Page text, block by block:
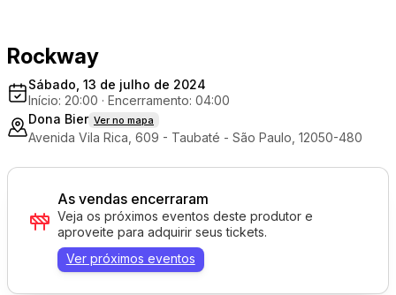
Rockway
Sábado, 13 de julho de 2024
Início: 20:00 · Encerramento: 04:00
Dona Bier Ver no mapa
Avenida Vila Rica, 609 - Taubaté - São Paulo, 12050-480
As vendas encerraram
Veja os próximos eventos deste produtor e
aproveite para adquirir seus tickets.
Ver próximos eventos